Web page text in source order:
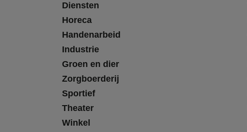
Diensten
Horeca
Handenarbeid
Industrie
Groen en dier
Zorgboerderij
Sportief
Theater
Winkel